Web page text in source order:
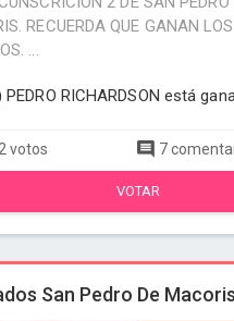
RECUERDA QUE GANAN
...
PEDRO RICHARDSON está
votos 7
VOTAR
San Pedro De Macoris